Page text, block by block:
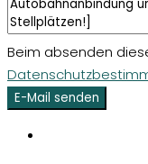
Beim absenden
E-Mail senden